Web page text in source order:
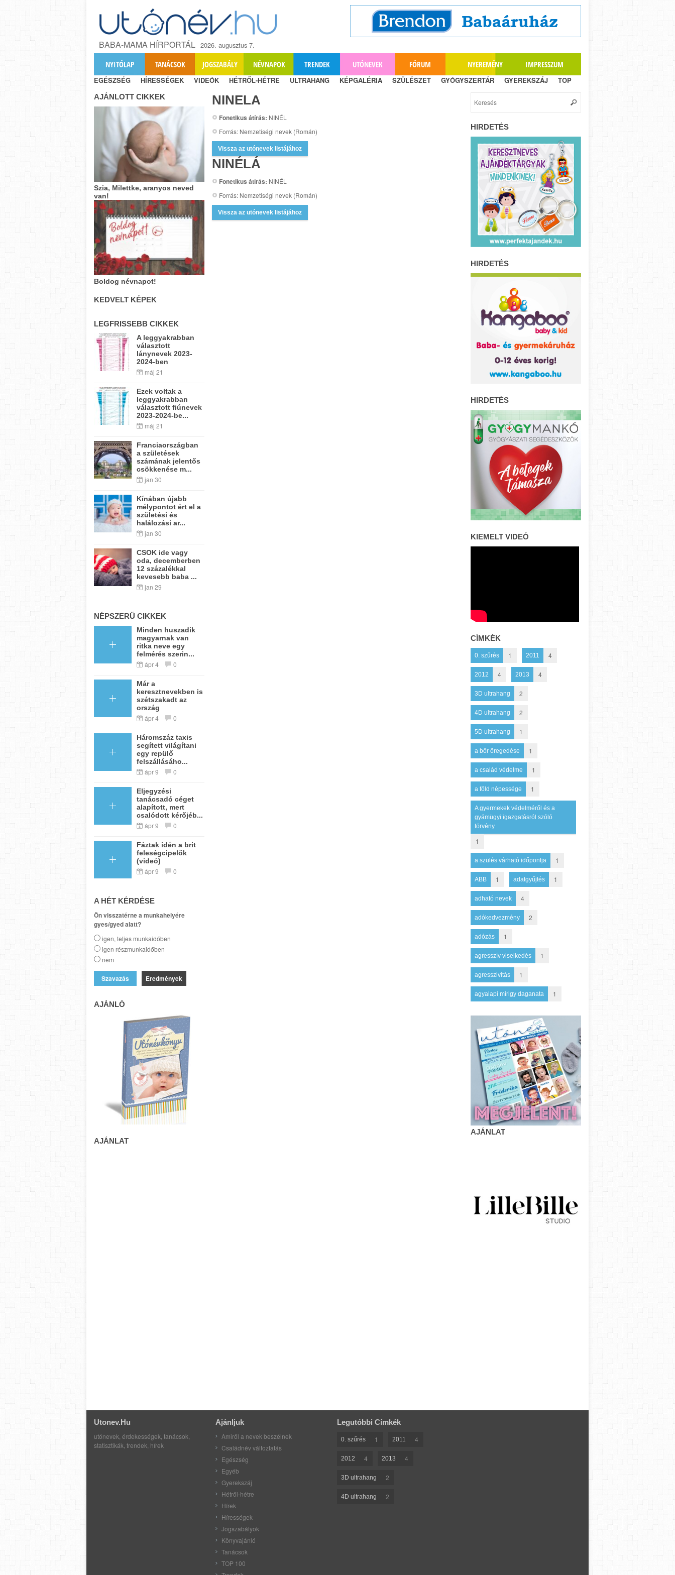
BABA-MAMA HÍRPORTÁL 2026. augusztus 7.
NYITÓLAP TANÁCSOK JOGSZABÁLY NÉVNAPOK TRENDEK UTÓNEVEK FÓRUM NYEREMÉNY IMPRESSZUM
EGÉSZSÉG HÍRESSÉGEK VIDEÓK HÉTRŐL-HÉTRE ULTRAHANG KÉPGALÉRIA SZÜLÉSZET GYÓGYSZERTÁR GYEREKSZÁJ TOP
NINELA
Fonetikus átírás: NINÉL
Forrás: Nemzetiségi nevek (Román)
Vissza az utónevek listájához
NINÉLÁ
Fonetikus átírás: NINÉL
Forrás: Nemzetiségi nevek (Román)
Vissza az utónevek listájához
AJÁNLOTT CIKKEK
Szia, Milettke, aranyos neved
van!
Boldog névnapot!
KEDVELT KÉPEK
LEGFRISSEBB CIKKEK
A leggyakrabban
választott
lánynevek 2023-
2024-ben
máj 21
Ezek voltak a
leggyakrabban
választott fiúnevek
2023-2024-be...
máj 21
Franciaországban
a születések
számának jelentős
csökkenése m...
jan 30
Kínában újabb
mélypontot ért el a
születési és
halálozási ar...
jan 30
CSOK ide vagy
oda, decemberben
12 százalékkal
kevesebb baba ...
jan 29
NÉPSZERŰ CIKKEK
Minden huszadik
magyarnak van
ritka neve egy
felmérés szerin...
ápr 4 0
Már a
keresztnevekben is
szétszakadt az
ország
ápr 4 0
Háromszáz taxis
segített világítani
egy repülő
felszállásáho...
ápr 9 0
Eljegyzési
tanácsadó céget
alapított, mert
csalódott kérőjéb...
ápr 9 0
Fáztak idén a brit
feleségcipelők
(videó)
ápr 9 0
A HÉT KÉRDÉSE
Ön visszatérne a munkahelyére
gyes/gyed alatt?
igen, teljes munkaidőben
igen részmunkaidőben
nem
Eredmények
AJÁNLÓ
AJÁNLAT
HIRDETÉS
HIRDETÉS
HIRDETÉS
KIEMELT VIDEÓ
CÍMKÉK
0. szűrés 1 2011 4
2012 4 2013 4
3D ultrahang 2
4D ultrahang 2
5D ultrahang 1
a bőr öregedése 1
a család védelme 1
a föld népessége 1
A gyermekek védelméről és a
gyámügyi igazgatásról szóló
törvény
1
a szülés várható időpontja 1
ABB 1 adatgyűjtés 1
adható nevek 4
adókedvezmény 2
adózás 1
agresszív viselkedés 1
agresszivitás 1
agyalapi mirigy daganata 1
AJÁNLAT
Utonev.hu
utónevek, érdekességek, tanácsok,
statisztikák, trendek, hírek
Ajánljuk
Amiről a nevek beszélnek
Családnév változtatás
Egészség
Egyéb
Gyerekszáj
Hétről-hétre
Hírek
Hírességek
Jogszabályok
Könyvajánló
Tanácsok
TOP 100
Legutóbbi Címkék
0. szűrés 1 2011 4
2012 4 2013 4
3D ultrahang 2
4D ultrahang 2